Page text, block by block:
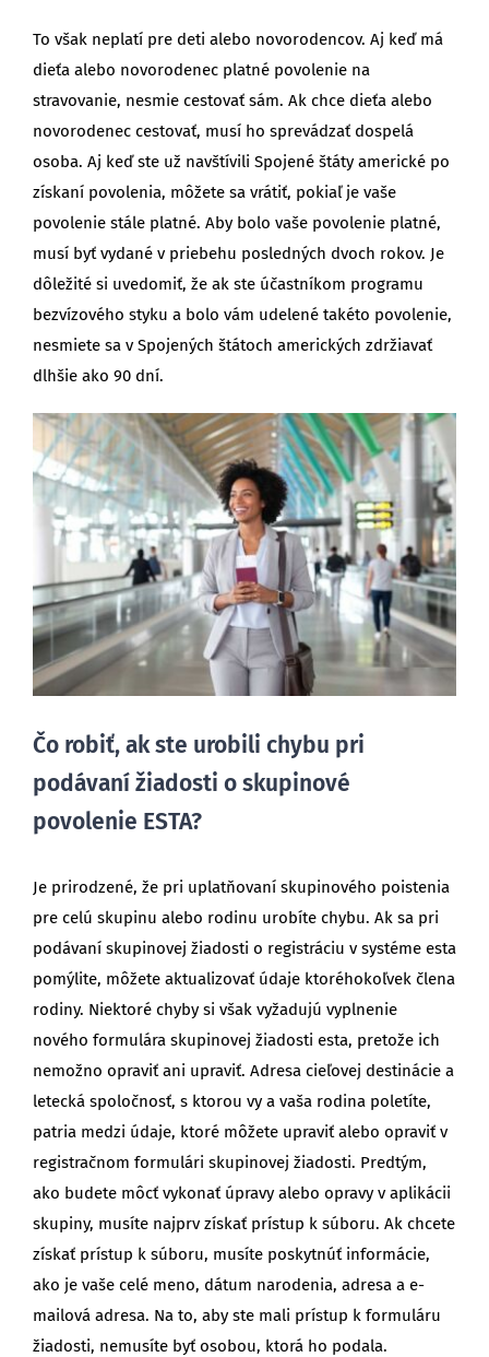
To však neplatí pre deti alebo novorodencov. Aj keď má
dieťa alebo novorodenec platné povolenie na
stravovanie, nesmie cestovať sám. Ak chce dieťa alebo
novorodenec cestovať, musí ho sprevádzať dospelá
osoba. Aj keď ste už navštívili Spojené štáty americké po
získaní povolenia, môžete sa vrátiť, pokiaľ je vaše
povolenie stále platné. Aby bolo vaše povolenie platné,
musí byť vydané v priebehu posledných dvoch rokov. Je
dôležité si uvedomiť, že ak ste účastníkom programu
bezvízového styku a bolo vám udelené takéto povolenie,
nesmiete sa v Spojených štátoch amerických zdržiavať
dlhšie ako 90 dní.
Čo robiť, ak ste urobili chybu pri
podávaní žiadosti o skupinové
povolenie ESTA?
Je prirodzené, že pri uplatňovaní skupinového poistenia
pre celú skupinu alebo rodinu urobíte chybu. Ak sa pri
podávaní skupinovej žiadosti o registráciu v systéme esta
pomýlite, môžete aktualizovať údaje ktoréhokoľvek člena
rodiny. Niektoré chyby si však vyžadujú vyplnenie
nového formulára skupinovej žiadosti esta, pretože ich
nemožno opraviť ani upraviť. Adresa cieľovej destinácie a
letecká spoločnosť, s ktorou vy a vaša rodina poletíte,
patria medzi údaje, ktoré môžete upraviť alebo opraviť v
registračnom formulári skupinovej žiadosti. Predtým,
ako budete môcť vykonať úpravy alebo opravy v aplikácii
skupiny, musíte najprv získať prístup k súboru. Ak chcete
získať prístup k súboru, musíte poskytnúť informácie,
ako je vaše celé meno, dátum narodenia, adresa a e-
mailová adresa. Na to, aby ste mali prístup k formuláru
žiadosti, nemusíte byť osobou, ktorá ho podala.